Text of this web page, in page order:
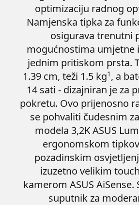
optimizaciju radnog
Namjenska tipka za
osigurava trenutni
mogućnostima umjetne
jednim pritiskom prsta.
1.39 cm, teži 1.5 kg1 , a
14 sati - dizajniran je za
pokretu. Ovo prijenosno
se pohvaliti čudesnim
modela 3,2K ASUS
ergonomskom
pozadinskim
izuzetno velikim
kamerom ASUS AiSense.
suputnik za